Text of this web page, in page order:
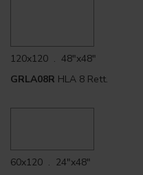
120x120 . 48"x48"
GRLA08R HLA 8 Rett.
60x120 . 24"x48"